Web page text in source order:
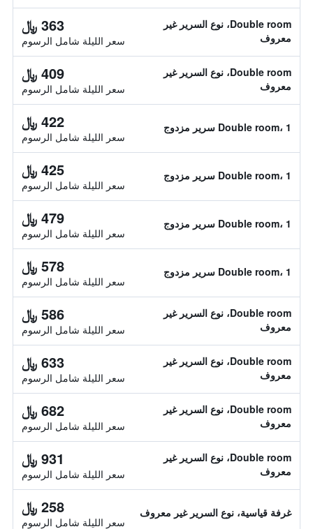
Double room، نوع السرير غير
معروف
363 ﷼
سعر الليلة شامل الرسوم
Double room، نوع السرير غير
معروف
409 ﷼
سعر الليلة شامل الرسوم
Double room، 1 سرير مزدوج 422 ﷼
سعر الليلة شامل الرسوم
Double room، 1 سرير مزدوج 425 ﷼
سعر الليلة شامل الرسوم
Double room، 1 سرير مزدوج 479 ﷼
سعر الليلة شامل الرسوم
Double room، 1 سرير مزدوج 578 ﷼
سعر الليلة شامل الرسوم
Double room، نوع السرير غير
معروف
586 ﷼
سعر الليلة شامل الرسوم
Double room، نوع السرير غير
معروف
633 ﷼
سعر الليلة شامل الرسوم
Double room، نوع السرير غير
معروف
682 ﷼
سعر الليلة شامل الرسوم
Double room، نوع السرير غير
معروف
931 ﷼
سعر الليلة شامل الرسوم
غرفة قياسية، نوع السرير غير معروف 258 ﷼
سعر الليلة شامل الرسوم